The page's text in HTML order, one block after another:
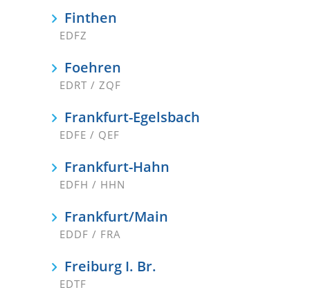
Finthen
EDFZ
Foehren
EDRT / ZQF
Frankfurt-Egelsbach
EDFE / QEF
Frankfurt-Hahn
EDFH / HHN
Frankfurt/Main
EDDF / FRA
Freiburg I. Br.
EDTF